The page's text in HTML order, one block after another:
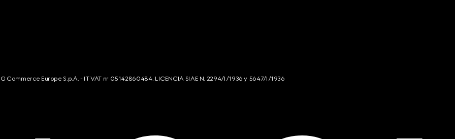
Commerce Europe S.p.A. - IT VAT nr 05142860484. LICENCIA SIAE N. 2294/I/1936 y 5647/I/1936